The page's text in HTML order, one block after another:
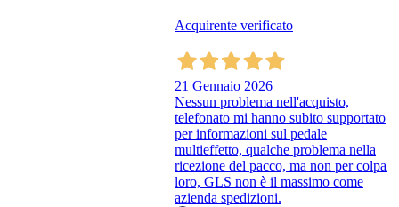
Acquirente verificato
21 Gennaio 2026
Nessun problema nell'acquisto,
telefonato mi hanno subito supportato
per informazioni sul pedale
multieffetto, qualche problema nella
ricezione del pacco, ma non per colpa
loro, GLS non è il massimo come
azienda spedizioni.